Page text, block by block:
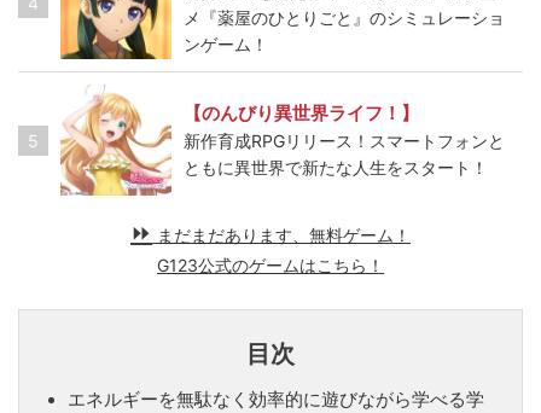
メ『薬屋のひとりごと』のシミュレーショ
ンゲーム！
5
【のんびり異世界ライフ！】
新作育成RPGリリース！スマートフォンと
ともに異世界で新たな人生をスタート！
まだまだあります、無料ゲーム！
G123公式のゲームはこちら！
目次
エネルギーを無駄なく効率的に遊びながら学べる学